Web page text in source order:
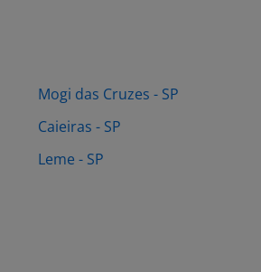
Mogi das Cruzes - SP
Caieiras - SP
Leme - SP